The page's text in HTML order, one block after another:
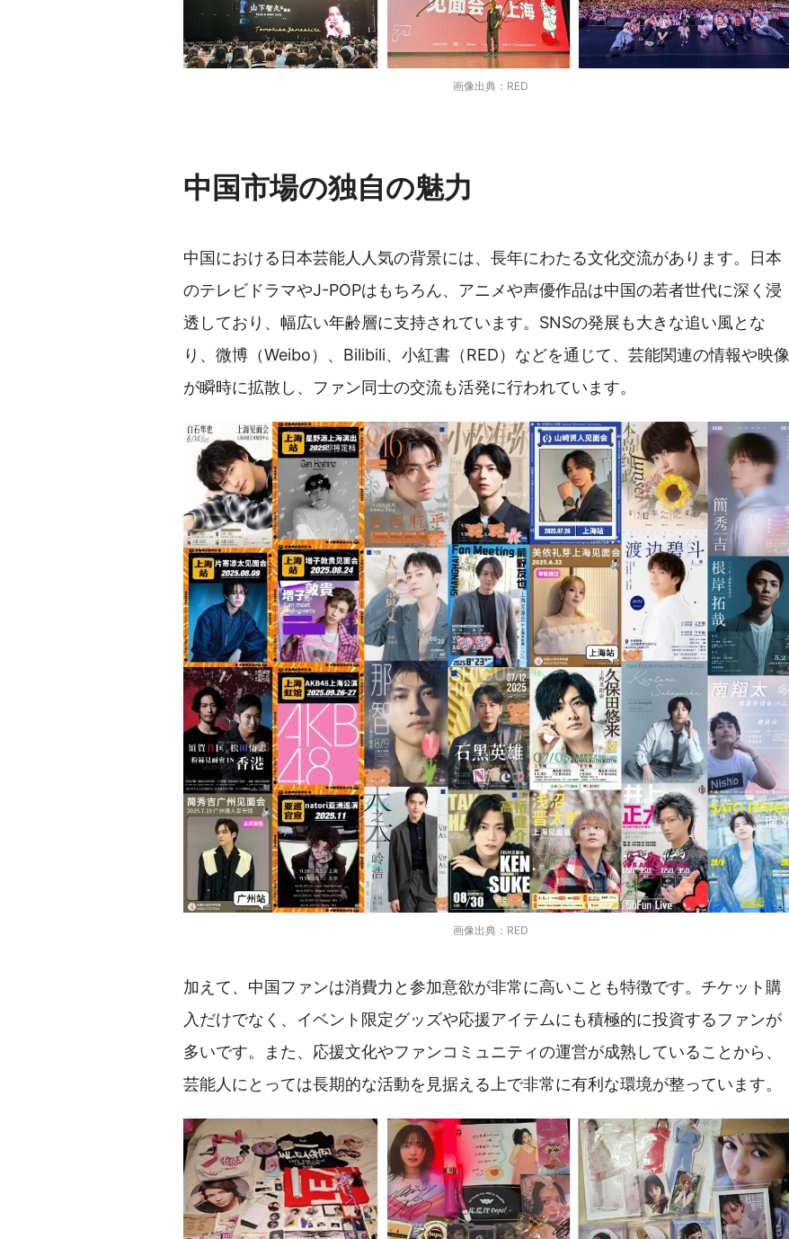
画像出典：RED
中国市場の独自の魅力
中国における日本芸能人人気の背景には、長年にわたる文化交流があります。日本
のテレビドラマやJ-POPはもちろん、アニメや声優作品は中国の若者世代に深く浸
透しており、幅広い年齢層に支持されています。SNSの発展も大きな追い風とな
り、微博（Weibo）、Bilibili、小紅書（RED）などを通じて、芸能関連の情報や映像
が瞬時に拡散し、ファン同士の交流も活発に行われています。
画像出典：RED
加えて、中国ファンは消費力と参加意欲が非常に高いことも特徴です。チケット購
入だけでなく、イベント限定グッズや応援アイテムにも積極的に投資するファンが
多いです。また、応援文化やファンコミュニティの運営が成熟していることから、
芸能人にとっては長期的な活動を見据える上で非常に有利な環境が整っています。